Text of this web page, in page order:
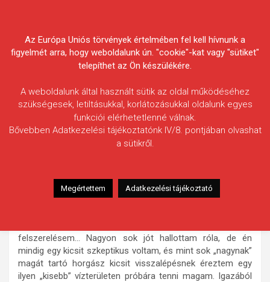
Egyesületek Szövetsége
Szegedi Károly
Halfaj: Ponty
Fogott hal adatai: 10,50 kg
felszerelésem… Nagyon sok jót hallottam róla, de én
mindig egy kicsit szkeptikus voltam, és mint sok „nagynak”
magát tartó horgász kicsit visszalépésnek éreztem egy
ilyen „kisebb” vízterületen próbára tenni magam. Igazából
Az Európa Uniós törvények értelmében fel kell hívnunk a
figyelmét arra, hogy weboldalunk ún. "cookie"-kat vagy "sütiket"
telepíthet az Ön készülékére.
A weboldalunk által használt sütik az oldal működéséhez
szükségesek, letiltásukkal, korlátozásukkal oldalunk egyes
funkciói elérhetetlenné válnak.
Bővebben Adatkezelési tájékoztatónk IV/8. pontjában olvashat
a sütikről.
Megértettem Adatkezelési tájékoztató